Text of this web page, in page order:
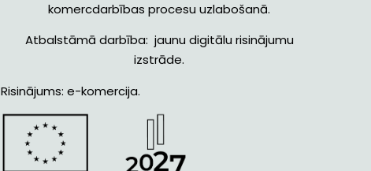
komercdarbības procesu uzlabošanā.
Atbalstāmā darbība: jaunu digitālu risinājumu
izstrāde.
Risinājums: e-komercija.